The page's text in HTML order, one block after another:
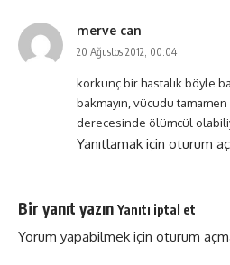
merve can
20 Ağustos 2012, 00:04
korkunç bir hastalık böyle
bakmayın, vücudu
derecesinde ölümcül
Yanıtlamak için oturum
Bir yanıt yazın Yanıtı iptal et
Yorum yapabilmek için oturum